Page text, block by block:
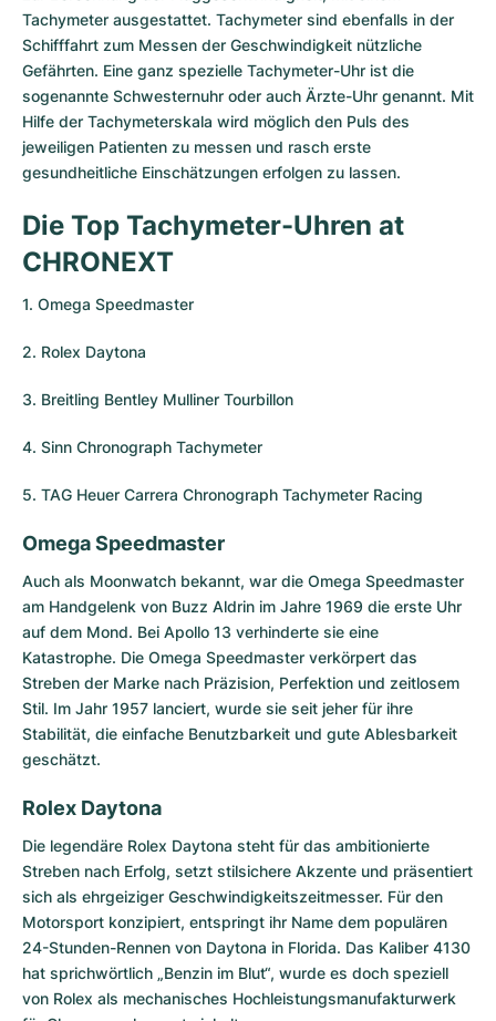
Tachymeter ausgestattet. Tachymeter sind ebenfalls in der
Schifffahrt zum Messen der Geschwindigkeit nützliche
Gefährten. Eine ganz spezielle Tachymeter-Uhr ist die
sogenannte Schwesternuhr oder auch Ärzte-Uhr genannt. Mit
Hilfe der Tachymeterskala wird möglich den Puls des
jeweiligen Patienten zu messen und rasch erste
gesundheitliche Einschätzungen erfolgen zu lassen.
Die Top Tachymeter-Uhren at
CHRONEXT
1. Omega Speedmaster
2. Rolex Daytona
3. Breitling Bentley Mulliner Tourbillon
4. Sinn Chronograph Tachymeter
5. TAG Heuer Carrera Chronograph Tachymeter Racing
Omega Speedmaster
Auch als Moonwatch bekannt, war die Omega Speedmaster
am Handgelenk von Buzz Aldrin im Jahre 1969 die erste Uhr
auf dem Mond. Bei Apollo 13 verhinderte sie eine
Katastrophe. Die Omega Speedmaster verkörpert das
Streben der Marke nach Präzision, Perfektion und zeitlosem
Stil. Im Jahr 1957 lanciert, wurde sie seit jeher für ihre
Stabilität, die einfache Benutzbarkeit und gute Ablesbarkeit
geschätzt.
Rolex Daytona
Die legendäre Rolex Daytona steht für das ambitionierte
Streben nach Erfolg, setzt stilsichere Akzente und präsentiert
sich als ehrgeiziger Geschwindigkeitszeitmesser. Für den
Motorsport konzipiert, entspringt ihr Name dem populären
24-Stunden-Rennen von Daytona in Florida. Das Kaliber 4130
hat sprichwörtlich „Benzin im Blut“, wurde es doch speziell
von Rolex als mechanisches Hochleistungsmanufakturwerk